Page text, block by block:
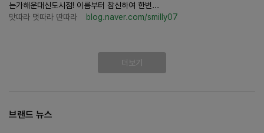
는가해운대신도시점! 이름부터 참신하여 한번...
맛따라 멋따라 딴따라
blog.naver.com/smilly07
더보기
브랜드 뉴스